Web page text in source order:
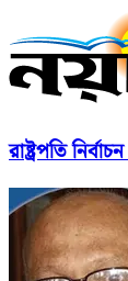
রাষ্ট্রপতি